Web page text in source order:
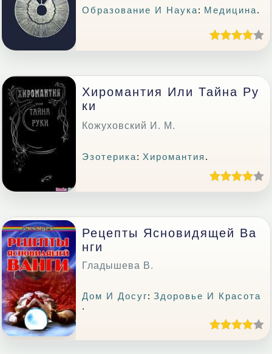
Образование И Наука: Медицина.
Хиромантия Или Тайна Ру
Ки
Кожуховский И. М.
Эзотерика: Хиромантия .
Рецепты Ясновидящей Ва
Нги
Гладышева В.
Дом И Досуг:Здоровье И Красота
.